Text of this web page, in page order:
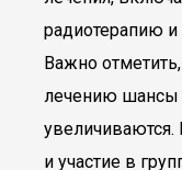
радиотерапию и
Важно
лечению шансы
и участие в